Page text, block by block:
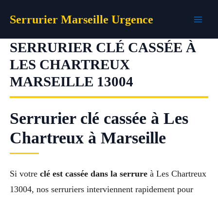
Serrurier Marseille Urgence
SERRURIER CLÉ CASSÉE À
LES CHARTREUX
MARSEILLE 13004
Serrurier clé cassée à Les
Chartreux à Marseille
Si votre clé est cassée dans la serrure à Les Chartreux
13004, nos serruriers interviennent rapidement pour